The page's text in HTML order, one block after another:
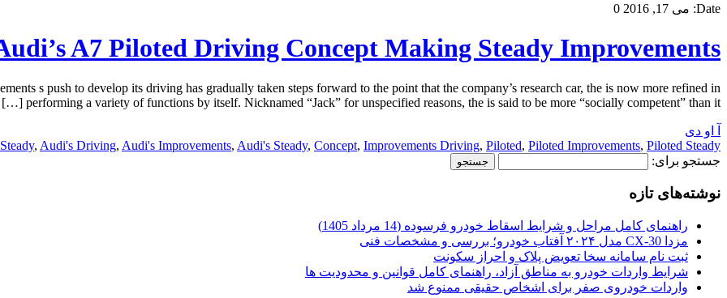
Date: می 17, 2016 0
A7 Piloted Driving Concept Making Steady Improvements
s push to develop its driving has gradually taken steps forward to the point that the company’s research car, the is now more refined in
performing a variety of functions by itself. Nicknamed “Jack” for unspecified reasons, the is said to be more “socially competent” than it […]
آ او دی
, Audi's Driving, Audi's Improvements, Audi's Steady, Concept, Improvements Driving, Piloted, Piloted Improvements, Piloted Steady
جستجو برای:
نوشته‌های تازه
راهنمای کامل مراحل و شرایط اسقاط خودرو فرسوده (14 مرداد 1405)
مزدا CX-30 مدل ۲۰۲۴ آفتاب خودرو؛ بررسی و مشخصات فنی
ثبت نام سامانه سخا تعویض پلاک و احراز سکونت
شرایط واردات خودرو به مناطق آزاد، راهنمای کامل قوانین و محدودیت ها
واردات خودروی صفر برای اشخاص حقیقی ممنوع شد